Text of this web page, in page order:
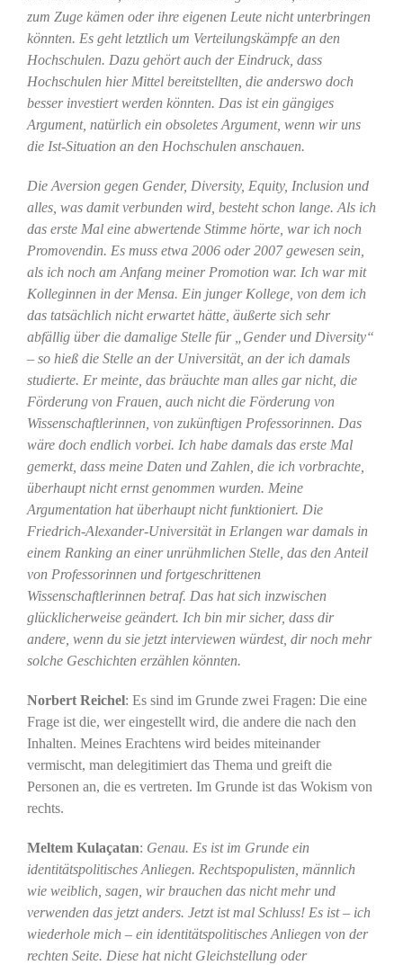
zum Zuge kämen oder ihre eigenen Leute nicht unterbringen
könnten. Es geht letztlich um Verteilungskämpfe an den
Hochschulen. Dazu gehört auch der Eindruck, dass
Hochschulen hier Mittel bereitstellten, die anderswo doch
besser investiert werden könnten. Das ist ein gängiges
Argument, natürlich ein obsoletes Argument, wenn wir uns
die Ist-Situation an den Hochschulen anschauen.
Die Aversion gegen Gender, Diversity, Equity, Inclusion und
alles, was damit verbunden wird, besteht schon lange. Als ich
das erste Mal eine abwertende Stimme hörte, war ich noch
Promovendin. Es muss etwa 2006 oder 2007 gewesen sein,
als ich noch am Anfang meiner Promotion war. Ich war mit
Kolleginnen in der Mensa. Ein junger Kollege, von dem ich
das tatsächlich nicht erwartet hätte, äußerte sich sehr
abfällig über die damalige Stelle für „Gender und Diversity“
– so hieß die Stelle an der Universität, an der ich damals
studierte. Er meinte, das bräuchte man alles gar nicht, die
Förderung von Frauen, auch nicht die Förderung von
Wissenschaftlerinnen, von zukünftigen Professorinnen. Das
wäre doch endlich vorbei. Ich habe damals das erste Mal
gemerkt, dass meine Daten und Zahlen, die ich vorbrachte,
überhaupt nicht ernst genommen wurden. Meine
Argumentation hat überhaupt nicht funktioniert. Die
Friedrich-Alexander-Universität in Erlangen war damals in
einem Ranking an einer unrühmlichen Stelle, das den Anteil
von Professorinnen und fortgeschrittenen
Wissenschaftlerinnen betraf. Das hat sich inzwischen
glücklicherweise geändert. Ich bin mir sicher, dass dir
andere, wenn du sie jetzt interviewen würdest, dir noch mehr
solche Geschichten erzählen könnten.
Norbert Reichel: Es sind im Grunde zwei Fragen: Die eine
Frage ist die, wer eingestellt wird, die andere die nach den
Inhalten. Meines Erachtens wird beides miteinander
vermischt, man delegitimiert das Thema und greift die
Personen an, die es vertreten. Im Grunde ist das Wokism von
rechts.
Meltem Kulaçatan: Genau. Es ist im Grunde ein
identitätspolitisches Anliegen. Rechtspopulisten, männlich
wie weiblich, sagen, wir brauchen das nicht mehr und
verwenden das jetzt anders. Jetzt ist mal Schluss! Es ist – ich
wiederhole mich – ein identitätspolitisches Anliegen von der
rechten Seite. Diese hat nicht Gleichstellung oder